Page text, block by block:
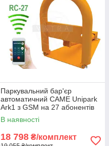
Паркувальний бар'єр
автоматичний CAME Unipark
Ark1 з GSM на 27 абонентів
В наявності
18 798 ₴/комплект